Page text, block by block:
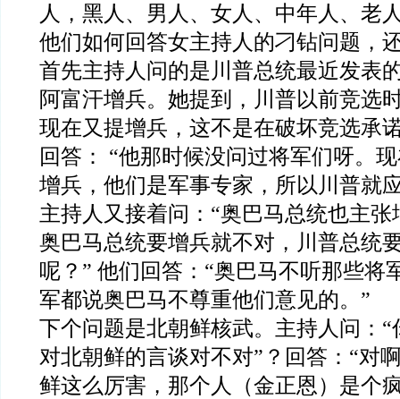
人，黑人、男人、女人、中年人、老
他们如何回答女主持人的刁钻问题，
首先主持人问的是川普总统最近发表
阿富汗增兵。她提到，川普以前竞选
现在又提增兵，这不是在破坏竞选承
回答： “他那时候没问过将军们呀。
增兵，他们是军事专家，所以川普就
主持人又接着问：“奥巴马总统也主
奥巴马总统要增兵就不对，川普总统
呢？” 他们回答：“奥巴马不听那些将
军都说奥巴马不尊重他们意见的。”
下个问题是北朝鲜核武。主持人问：
对北朝鲜的言谈对不对”？回答：“对
鲜这么厉害，那个人（金正恩）是个